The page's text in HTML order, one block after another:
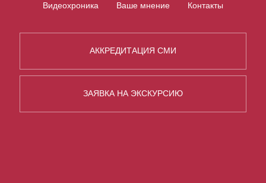
Видеохроника
Ваше мнение Контакты
АККРЕДИТАЦИЯ СМИ
ЗАЯВКА НА ЭКСКУРСИЮ